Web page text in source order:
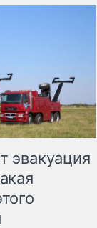
эвакуация